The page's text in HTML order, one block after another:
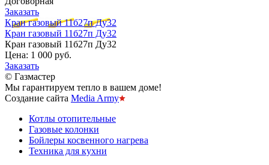
Заказать
Кран газовый 11б27п Ду32
Кран газовый 11б27п Ду32
Кран газовый 11б27п Ду32
Цена: 1 000 руб.
Заказать
© Газмастер
Мы гарантируем тепло в вашем доме!
Создание сайта Media Army
Котлы отопительные
Газовые колонки
Бойлеры косвенного нагрева
Техника для кухни